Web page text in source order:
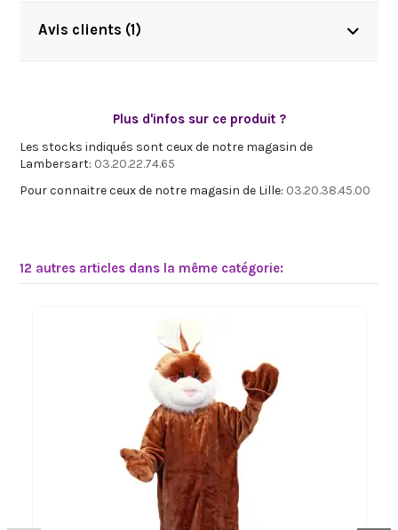
Avis clients (1)
Plus d'infos sur ce produit ?
Les stocks indiqués sont ceux de notre magasin de
Lambersart: 03.20.22.74.65
Pour connaitre ceux de notre magasin de Lille: 03.20.38.45.00
12 autres articles dans la même catégorie: